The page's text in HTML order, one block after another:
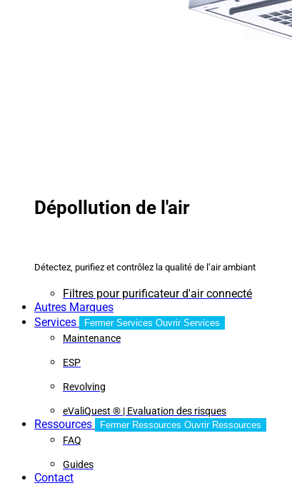
Dépollution de l'air
Détectez, purifiez et contrôlez la qualité de l’air ambiant
Filtres pour purificateur d'air connecté
Autres Marques
Services
Fermer Services Ouvrir Services
Maintenance
ESP
Revolving
eValiQuest ® | Evaluation des risques
Ressources Fermer Ressources Ouvrir Ressources
FAQ
Guides
Contact